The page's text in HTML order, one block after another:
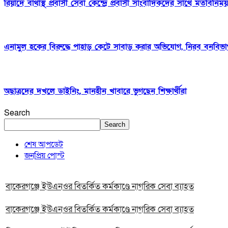
রিয়াদে বাথাস্থ প্রবাসী সেবা কেন্দ্রে প্রবাসী সাংবাদিকদের সাথে
এনামুল হকের বিরুদ্ধে পাহাড় কেটে সাবাড় করার অভিযোগ, নিরব
অছাত্রদের দখলে ডাইনিং, মানহীন খাবারে ভুগছেন শিক্ষার্থীরা
Search
Search
শেষ আপডেট
জনপ্রিয় পোস্ট
বাকেরগঞ্জে ইউএনওর বিতর্কিত কর্মকাণ্ডে নাগরিক সেবা ব্যাহত
বাকেরগঞ্জে ইউএনওর বিতর্কিত কর্মকাণ্ডে নাগরিক সেবা ব্যাহত